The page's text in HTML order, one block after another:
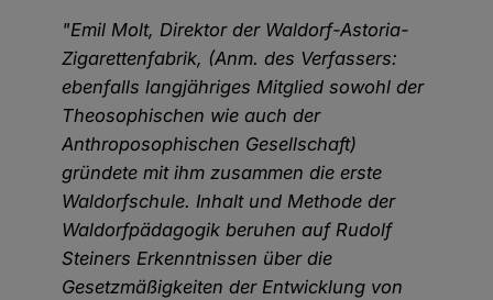
"Emil Molt, Direktor der Waldorf-Astoria-
Zigarettenfabrik, (Anm. des Verfassers:
ebenfalls langjähriges Mitglied sowohl der
Theosophischen wie auch der
Anthroposophischen Gesellschaft)
gründete mit ihm zusammen die erste
Waldorfschule. Inhalt und Methode der
Waldorfpädagogik beruhen auf Rudolf
Steiners Erkenntnissen über die
Gesetzmäßigkeiten der Entwicklung von